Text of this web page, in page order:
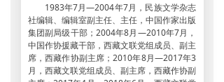
1983年7月—2004年7月，民族文学杂志
社编辑、编辑室副主任、主任，中国作家出版
集团副局级干部；2004年8月—2010年7月，
中国作协援藏干部，西藏文联党组成员、副主
席，西藏作协副主席；2010年8月—2017年3
月，西藏文联党组成员、副主席，西藏作协副